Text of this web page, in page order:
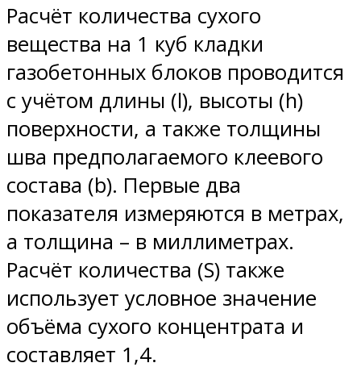
Расчёт количества сухого
вещества на 1 куб кладки
газобетонных блоков проводится
с учётом длины (l), высоты (h)
поверхности, а также толщины
шва предполагаемого клеевого
состава (b). Первые два
показателя измеряются в метрах,
а толщина – в миллиметрах.
Расчёт количества (S) также
использует условное значение
объёма сухого концентрата и
составляет 1,4.